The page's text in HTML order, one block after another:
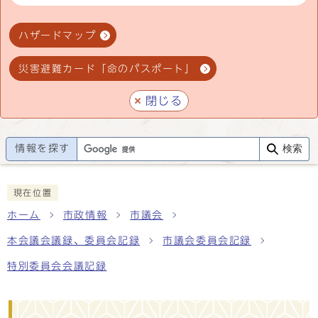
ハザードマップ
災害避難カード「命のパスポート」
閉じる
情報を探す 検索
現在位置
ホーム 市政情報 市議会
本会議会議録、委員会記録 市議会委員会記録
特別委員会会議記録